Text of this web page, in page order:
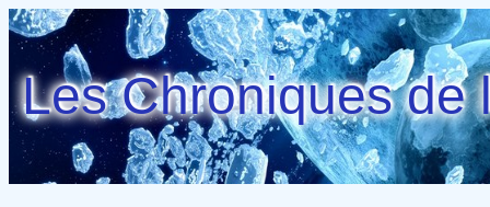
Les Chroniques de